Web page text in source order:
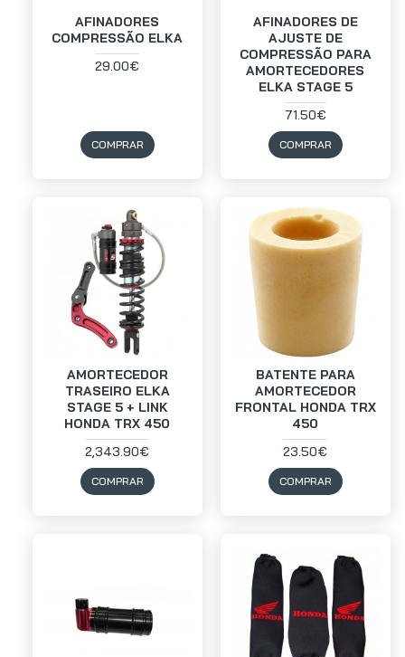
AFINADORES
COMPRESSÃO ELKA
29.00€
COMPRAR
AFINADORES DE
AJUSTE DE
COMPRESSÃO PARA
AMORTECEDORES
ELKA STAGE 5
71.50€
COMPRAR
AMORTECEDOR
TRASEIRO ELKA
STAGE 5 + LINK
HONDA TRX 450
2,343.90€
COMPRAR
BATENTE PARA
AMORTECEDOR
FRONTAL HONDA TRX
450
23.50€
COMPRAR